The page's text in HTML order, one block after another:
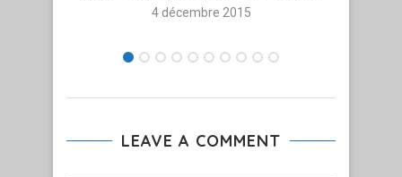
4 décembre 2015
LEAVE A COMMENT